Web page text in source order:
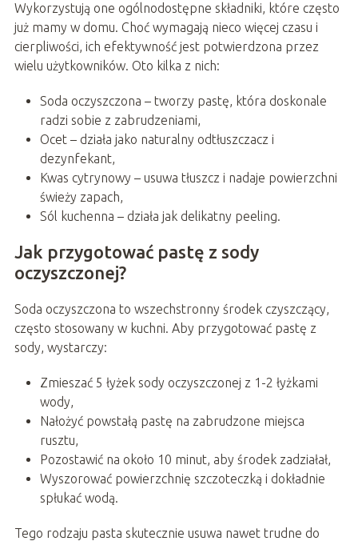
Wykorzystują one ogólnodostępne składniki, które często
już mamy w domu. Choć wymagają nieco więcej czasu i
cierpliwości, ich efektywność jest potwierdzona przez
wielu użytkowników. Oto kilka z nich:
Soda oczyszczona – tworzy pastę, która doskonale
radzi sobie z zabrudzeniami,
Ocet – działa jako naturalny odtłuszczacz i
dezynfekant,
Kwas cytrynowy – usuwa tłuszcz i nadaje powierzchni
świeży zapach,
Sól kuchenna – działa jak delikatny peeling.
Jak przygotować pastę z sody
oczyszczonej?
Soda oczyszczona to wszechstronny środek czyszczący,
często stosowany w kuchni. Aby przygotować pastę z
sody, wystarczy:
Zmieszać 5 łyżek sody oczyszczonej z 1-2 łyżkami
wody,
Nałożyć powstałą pastę na zabrudzone miejsca
rusztu,
Pozostawić na około 10 minut, aby środek zadziałał,
Wyszorować powierzchnię szczoteczką i dokładnie
spłukać wodą.
Tego rodzaju pasta skutecznie usuwa nawet trudne do